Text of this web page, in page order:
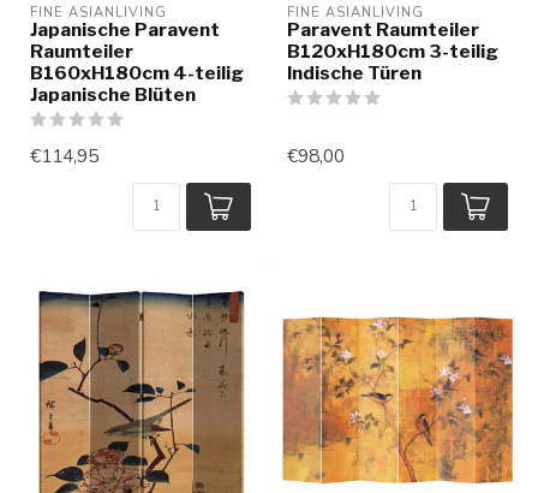
FINE ASIANLIVING
Japanische Paravent
Raumteiler
B160xH180cm 4-teilig
Japanische Blüten
€114,95
FINE ASIANLIVING
Paravent Raumteiler
B120xH180cm 3-teilig
Indische Türen
€98,00